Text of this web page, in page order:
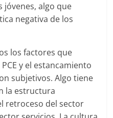
algo que
negativa de los
los factores que
y el estancamiento
subjetivos. Algo tiene
la estructura
retroceso del sector